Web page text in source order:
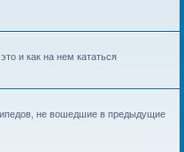
и как на нем кататься
не вошедшие в предыдущие